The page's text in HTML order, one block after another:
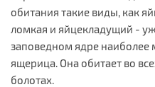
обитания такие виды, как
ломкая и яйцекладущий -
заповедном ядре
ящерица. Она обитает во
болотах.